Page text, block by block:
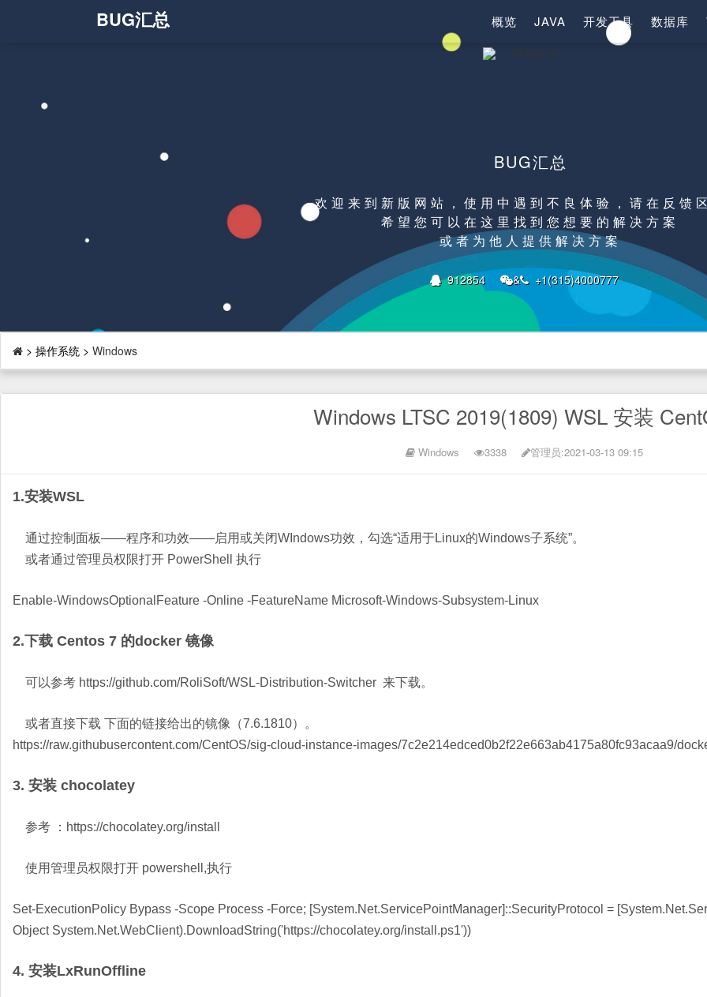
BUG汇总 概览 JAVA 开发工具 数据库
BUG汇总
欢迎来到新版网站，使用中遇到不良体验，请在反馈
希望您可以在这里找到您想要的解决方案
或者为他人提供解决方案
912854 & +1(315)4000777
> 操作系统 > Windows
Windows LTSC 2019(1809) WSL 安装
Windows 3338 管理员:2021-03-13 09:15
1.安装WSL
通过控制面板——程序和功效——启用或关闭WIndows功效，勾选“适用于Linux的Windows子系统”。
或者通过管理员权限打开 PowerShell 执行
Enable-WindowsOptionalFeature -Online -FeatureName Microsoft-Windows-Subsystem-Linux
2.下载 Centos 7 的docker 镜像
可以参考 https://github.com/RoliSoft/WSL-Distribution-Switcher 来下载。
或者直接下载 下面的链接给出的镜像（7.6.1810）。
https://raw.githubusercontent.com/CentOS/sig-cloud-instance-images/7c2e214edced0b2f22e663ab4175a80fc93acaa9/
3. 安装 chocolatey
参考 ：https://chocolatey.org/install
使用管理员权限打开 powershell,执行
Set-ExecutionPolicy Bypass -Scope Process -Force; [System.Net.ServicePointManager]::SecurityProtocol =
Object System.Net.WebClient).DownloadString('https://chocolatey.org/install.ps1'))
4. 安装LxRunOffline